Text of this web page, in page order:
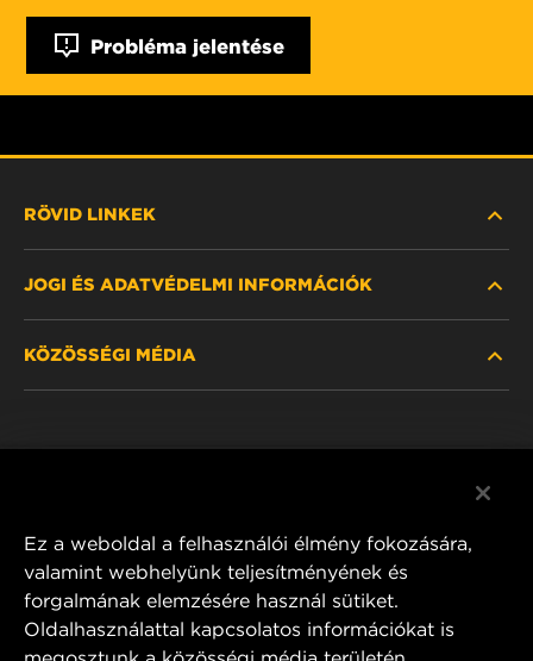
Probléma jelentése
RÖVID LINKEK
HOL KAPHATÓ
JOGI ÉS ADATVÉDELMI INFORMÁCIÓK
KÖZÖSSÉGI MÉDIA
MANN+HUMMEL FT Poland
Ez a weboldal a felhasználói élmény fokozására,
valamint webhelyünk teljesítményének és
forgalmának elemzésére használ sütiket.
Oldalhasználattal kapcsolatos információkat is